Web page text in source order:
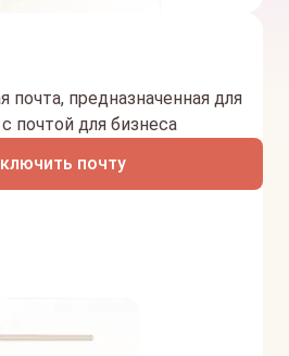
почта, предназначенная для
почтой для бизнеса
почту